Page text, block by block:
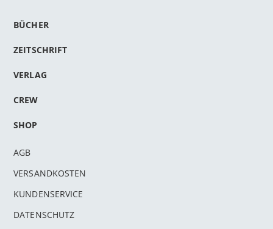
BÜCHER
ZEITSCHRIFT
VERLAG
CREW
SHOP
AGB
VERSANDKOSTEN
KUNDENSERVICE
DATENSCHUTZ